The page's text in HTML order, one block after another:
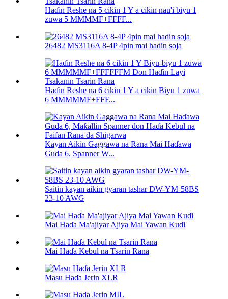
Haɗin Reshe na 5 cikin 1 Y a cikin nau'i biyu 1
zuwa 5 MMMMF+FFFF...
26482 MS3116A 8-4P 4pin mai haɗin soja
Haɗin Reshe na 6 cikin 1 Y a cikin Biyu 1 zuwa
6 MMMMMF+FFF...
Kayan Aikin Gaggawa na Rana Mai Haɗawa
Guda 6, Spanner W...
Saitin kayan aikin gyaran tashar DW-YM-58BS
23-10 AWG
Mai Haɗa Ma'ajiyar Ajiya Mai Yawan Kuɗi
Mai Haɗa Kebul na Tsarin Rana
Masu Haɗa Jerin XLR